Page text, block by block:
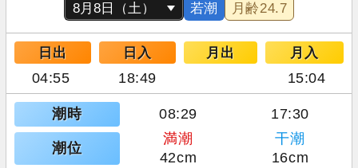
若潮 月齢24.7
日出 日入 月出 月入
04:55 18:49 15:04
潮時 08:29 17:30
潮位
満潮
干潮
42cm
16cm